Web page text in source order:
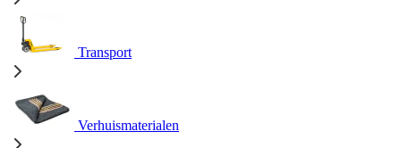
Transport
Verhuismaterialen